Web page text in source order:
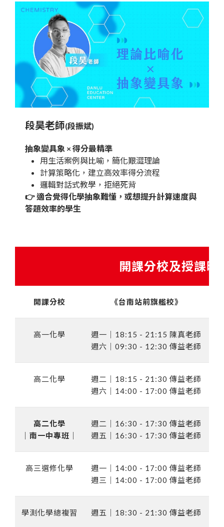
段昊老師(段振斌)
抽象變具象 × 得分最精準
用生活案例與比喻，簡化艱澀理論
計算策略化，建立高效率得分流程
邏輯對話式教學，拒絕死背
👉 適合覺得化學抽象難懂，或想提升計算速度與
答題效率的學生
開課分校及授課時
開課分校 《台南站前旗艦校》
高一化學
週一｜18:15 - 21:15 陳真老師
週六｜09:30 - 12:30 傳益老師
高二化學
週二｜18:15 - 21:30 傳益老師
週六｜14:00 - 17:00 傳益老師
高二化學
｜南一中專班｜
週二｜16:30 - 17:30 傳益老師
週五｜16:30 - 17:30 傳益老師
高三選修化學
週一｜14:00 - 17:00 傳益老師
週三｜14:00 - 17:00 傳益老師
學測化學總複習 週五｜18:30 - 21:30 傳益老師